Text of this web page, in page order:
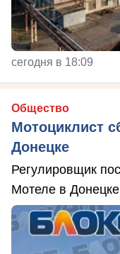
сегодня в 18:09
Общество
Мотоциклист
Донецке
Регулировщик
Мотеле в Донецке